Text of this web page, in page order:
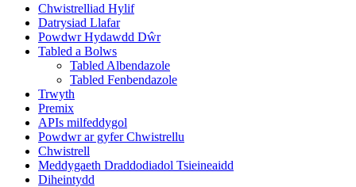
Chwistrelliad Hylif
Datrysiad Llafar
Powdwr Hydawdd Dŵr
Tabled a Bolws
Tabled Albendazole
Tabled Fenbendazole
Trwyth
Premix
APIs milfeddygol
Powdwr ar gyfer Chwistrellu
Chwistrell
Meddygaeth Draddodiadol Tsieineaidd
Diheintydd